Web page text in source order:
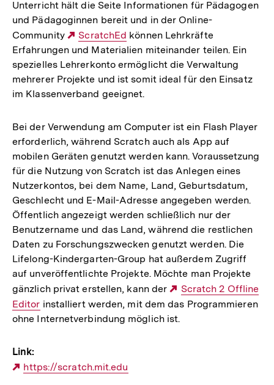
Unterricht hält die Seite Informationen für Pädagogen
und Pädagoginnen bereit und in der Online-
Community
Externer
Link:
ScratchEd können Lehrkräfte
Erfahrungen und Materialien miteinander teilen. Ein
spezielles Lehrerkonto ermöglicht die Verwaltung
mehrerer Projekte und ist somit ideal für den Einsatz
im Klassenverband geeignet.
Bei der Verwendung am Computer ist ein Flash Player
erforderlich, während Scratch auch als App auf
mobilen Geräten genutzt werden kann. Voraussetzung
für die Nutzung von Scratch ist das Anlegen eines
Nutzerkontos, bei dem Name, Land, Geburtsdatum,
Geschlecht und E-Mail-Adresse angegeben werden.
Öffentlich angezeigt werden schließlich nur der
Benutzername und das Land, während die restlichen
Daten zu Forschungszwecken genutzt werden. Die
Lifelong-Kindergarten-Group hat außerdem Zugriff
auf unveröffentlichte Projekte. Möchte man Projekte
gänzlich privat erstellen, kann der
Externer
Link:
Scratch 2 Offline
Editor installiert werden, mit dem das Programmieren
ohne Internetverbindung möglich ist.
Link:
Externer
https://scratch.mit.edu